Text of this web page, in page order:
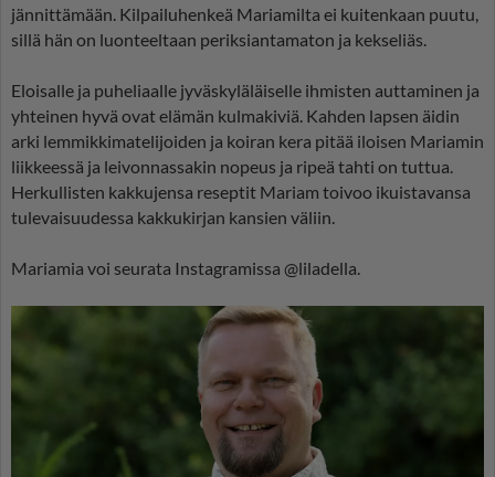
jännittämään. Kilpailuhenkeä Mariamilta ei kuitenkaan puutu,
sillä hän on luonteeltaan periksiantamaton ja kekseliäs.
Eloisalle ja puheliaalle jyväskyläläiselle ihmisten auttaminen ja
yhteinen hyvä ovat elämän kulmakiviä. Kahden lapsen äidin
arki lemmikkimatelijoiden ja koiran kera pitää iloisen Mariamin
liikkeessä ja leivonnassakin nopeus ja ripeä tahti on tuttua.
Herkullisten kakkujensa reseptit Mariam toivoo ikuistavansa
tulevaisuudessa kakkukirjan kansien väliin.
Mariamia voi seurata Instagramissa @liladella.